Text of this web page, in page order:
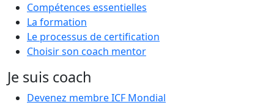
Compétences essentielles
La formation
Le processus de certification
Choisir son coach mentor
Je suis coach
Devenez membre ICF Mondial